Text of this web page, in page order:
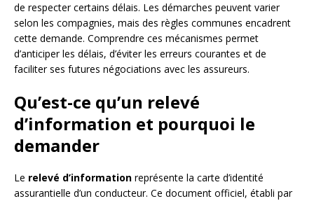
de respecter certains délais. Les démarches peuvent varier
selon les compagnies, mais des règles communes encadrent
cette demande. Comprendre ces mécanismes permet
d’anticiper les délais, d’éviter les erreurs courantes et de
faciliter ses futures négociations avec les assureurs.
Qu’est-ce qu’un relevé
d’information et pourquoi le
demander
Le relevé d’information représente la carte d’identité
assurantielle d’un conducteur. Ce document officiel, établi par